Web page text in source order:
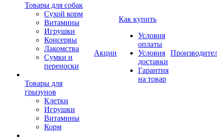
Товары для собак
Cухой корм
Витамины
Игрушки
Консервы
Лакомства
Сумки и
переноски
Товары для
грызунов
Клетки
Игрушки
Витамины
Корм
Акции
Как купить
Условия
оплаты
Условия
доставки
Гарантия
на товар